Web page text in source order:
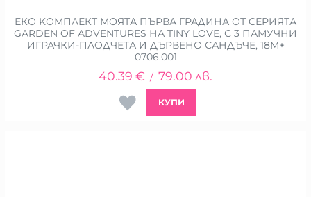
ЕКО KОМПЛЕКТ МОЯТА ПЪРВА ГРАДИНА ОТ СЕРИЯТА
GARDEN OF ADVENTURES НА TINY LOVE, С 3 ПАМУЧНИ
ИГРАЧКИ-ПЛОДЧЕТА И ДЪРВЕНО САНДЪЧЕ, 18М+
0706.001
40.39 € / 79.00 лв.
КУПИ